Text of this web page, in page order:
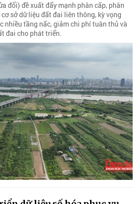
đổi) đề xuất đẩy mạnh phân cấp, phân
sở dữ liệu đất đai liên thông, kỳ vọng
nhiều tầng nấc, giảm chi phí tuân thủ và
đai cho phát triển.